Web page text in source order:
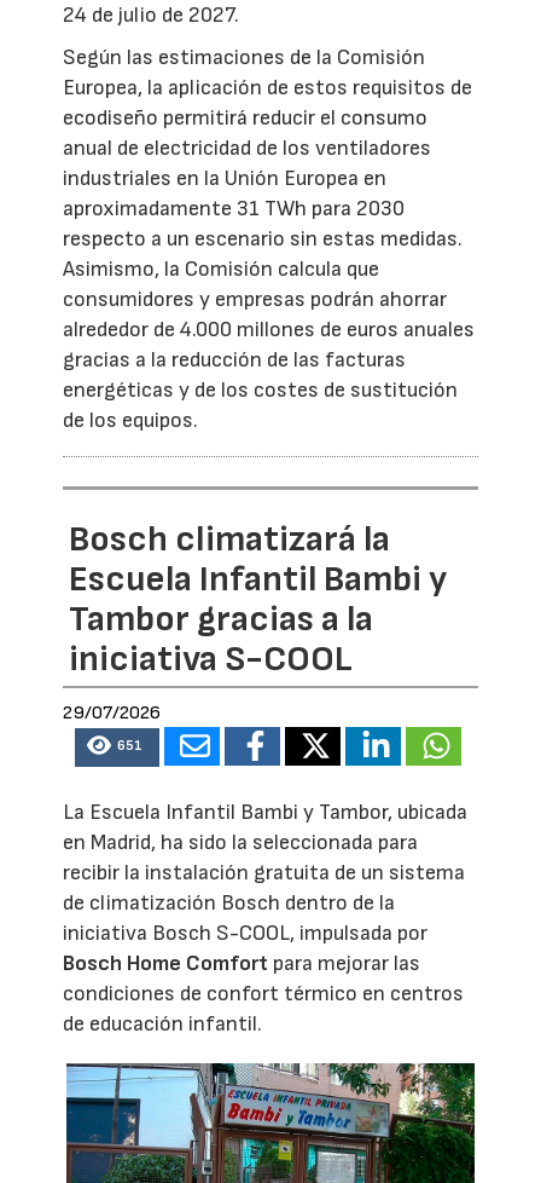
24 de julio de 2027.
Según las estimaciones de la Comisión
Europea, la aplicación de estos requisitos de
ecodiseño permitirá reducir el consumo
anual de electricidad de los ventiladores
industriales en la Unión Europea en
aproximadamente 31 TWh para 2030
respecto a un escenario sin estas medidas.
Asimismo, la Comisión calcula que
consumidores y empresas podrán ahorrar
alrededor de 4.000 millones de euros anuales
gracias a la reducción de las facturas
energéticas y de los costes de sustitución
de los equipos.
Bosch climatizará la
Escuela Infantil Bambi y
Tambor gracias a la
iniciativa S-COOL
29/07/2026
651
La Escuela Infantil Bambi y Tambor, ubicada
en Madrid, ha sido la seleccionada para
recibir la instalación gratuita de un sistema
de climatización Bosch dentro de la
iniciativa Bosch S-COOL, impulsada por
Bosch Home Comfort para mejorar las
condiciones de confort térmico en centros
de educación infantil.